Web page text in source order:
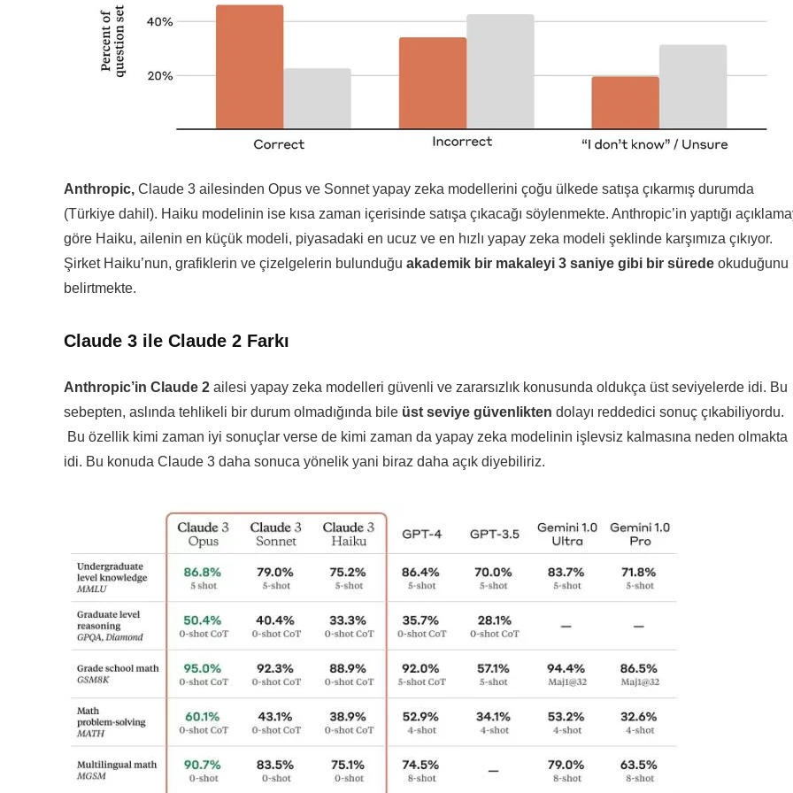
Anthropic, Claude 3 ailesinden Opus ve Sonnet yapay zeka modellerini çoğu ülkede satışa çıkarmış durumda
(Türkiye dahil). Haiku modelinin ise kısa zaman içerisinde satışa çıkacağı söylenmekte. Anthropic’in yaptığı
göre Haiku, ailenin en küçük modeli, piyasadaki en ucuz ve en hızlı yapay zeka modeli şeklinde karşımıza çıkıyor.
Şirket Haiku’nun, grafiklerin ve çizelgelerin bulunduğu akademik bir makaleyi 3 saniye gibi bir sürede okuduğunu
belirtmekte.
Claude 3 ile Claude 2 Farkı
Anthropic’in Claude 2 ailesi yapay zeka modelleri güvenli ve zararsızlık konusunda oldukça üst seviyelerde idi. Bu
sebepten, aslında tehlikeli bir durum olmadığında bile üst seviye güvenlikten dolayı reddedici sonuç çıkabiliyordu.
Bu özellik kimi zaman iyi sonuçlar verse de kimi zaman da yapay zeka modelinin işlevsiz kalmasına neden olmakta
idi. Bu konuda Claude 3 daha sonuca yönelik yani biraz daha açık diyebiliriz.